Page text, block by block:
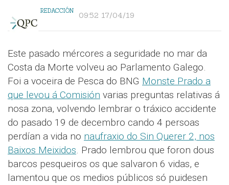
REDACCIÓN 09:52 17/04/19
Este pasado mércores a seguridade no mar da
Costa da Morte volveu ao Parlamento Galego.
Foi a voceira de Pesca do BNG Monste Prado a
que levou á Comisión varias preguntas relativas á
nosa zona, volvendo lembrar o tráxico accidente
do pasado 19 de decembro cando 4 persoas
perdían a vida no naufraxio do Sin Querer 2, nos
Baixos Meixidos. Prado lembrou que foron dous
barcos pesqueiros os que salvaron 6 vidas, e
lamentou que os medios públicos só puidesen